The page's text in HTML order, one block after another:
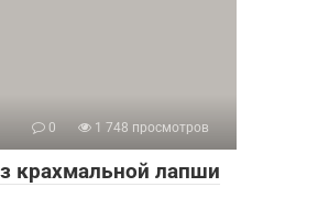
0 1 748 просмотров
крахмальной лапши